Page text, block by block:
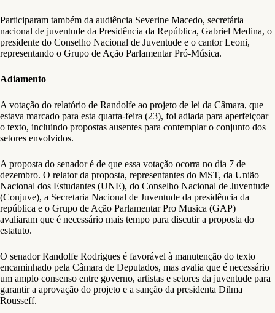
Participaram também da audiência Severine Macedo, secretária
nacional de juventude da Presidência da República, Gabriel Medina, o
presidente do Conselho Nacional de Juventude e o cantor Leoni,
representando o Grupo de Ação Parlamentar Pró-Música.
Adiamento
A votação do relatório de Randolfe ao projeto de lei da Câmara, que
estava marcado para esta quarta-feira (23), foi adiada para aperfeiçoar
o texto, incluindo propostas ausentes para contemplar o conjunto dos
setores envolvidos.
A proposta do senador é de que essa votação ocorra no dia 7 de
dezembro. O relator da proposta, representantes do MST, da União
Nacional dos Estudantes (UNE), do Conselho Nacional de Juventude
(Conjuve), a Secretaria Nacional de Juventude da presidência da
república e o Grupo de Ação Parlamentar Pro Musica (GAP)
avaliaram que é necessário mais tempo para discutir a proposta do
estatuto.
O senador Randolfe Rodrigues é favorável à manutenção do texto
encaminhado pela Câmara de Deputados, mas avalia que é necessário
um amplo consenso entre governo, artistas e setores da juventude para
garantir a aprovação do projeto e a sanção da presidenta Dilma
Rousseff.